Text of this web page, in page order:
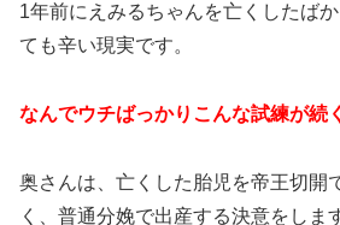
1年前にえみるちゃんを亡くしたば
ても辛い現実です。
なんでウチばっかりこんな試練が続
奥さんは、亡くした胎児を帝王切開
く、普通分娩で出産する決意をしま